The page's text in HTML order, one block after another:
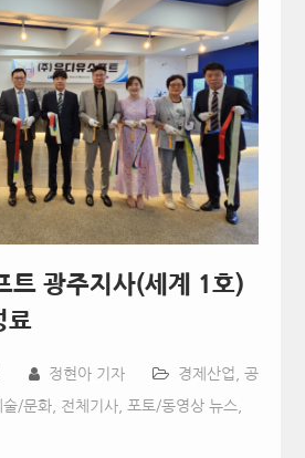
트 광주지사(세계 1호)
료
정현아 기자 경제산업 공
술/문화, 전체기사, 포토/동영상 뉴스